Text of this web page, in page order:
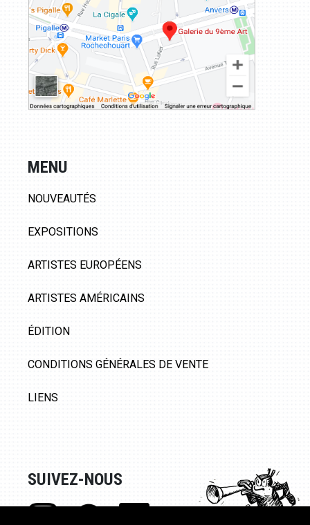
MENU
NOUVEAUTÉS
EXPOSITIONS
ARTISTES EUROPÉENS
ARTISTES AMÉRICAINS
ÉDITION
CONDITIONS GÉNÉRALES DE VENTE
LIENS
SUIVEZ-NOUS